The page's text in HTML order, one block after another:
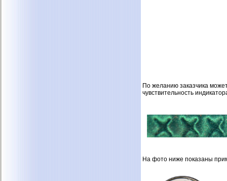
По желанию заказчика
чувствительность
На фото ниже показаны